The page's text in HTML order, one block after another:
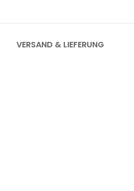
VERSAND & LIEFERUNG